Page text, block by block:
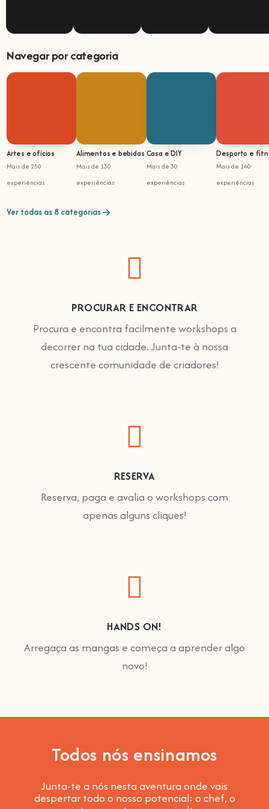
Navegar por categoria
Artes e ofícios
Mais de 250
experiências
Alimentos e bebidas
Mais de 130
experiências
Casa e DIY
Mais de 30
experiências
Desporto e
Mais de 140
experiências
Ver todas as 8 categorias
PROCURAR E ENCONTRAR
Procura e encontra facilmente workshops a
decorrer na tua cidade. Junta-te à nossa
crescente comunidade de criadores!
RESERVA
Reserva, paga e avalia o workshops com
apenas alguns cliques!
HANDS ON!
Arregaça as mangas e começa a aprender algo
novo!
Todos nós ensinamos
Junta-te a nós nesta aventura onde vais
despertar todo o nosso potencial: o chef, o